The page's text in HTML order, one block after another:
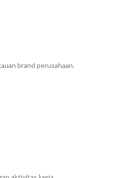
brand perusahaan.